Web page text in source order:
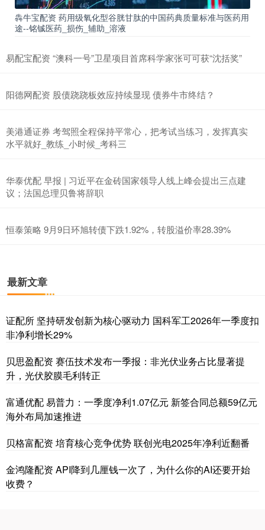
犇牛宝配资 药用级氧化型谷胱甘肽的中国药典质量标准与医药用
途--铭铖医药_损伤_辅助_溶液
易配宝配资 “澳科一号”卫星项目首席科学家张可可获“沈括奖”
阳德网配资 股债跷跷板效应持续显现 债券牛市终结？
美港通证券 考驾照全程保持平常心，把考试当练习，发挥真实
水平就好_教练_小时候_考科三
华泰优配 早报 | 习近平在金砖国家领导人线上峰会提出三点建
议；法国总理贝鲁将辞职
恒泰策略 9月9日环旭转债下跌1.92%，转股溢价率28.39%
最新文章
证配所 坚持研发创新为核心驱动力 国科军工2026年一季度扣
非净利增长29%
贝思盈配资 赛伍技术发布一季报：非光伏业务占比显著提
升，光伏胶膜毛利转正
富通优配 易普力：一季度净利1.07亿元 新签合同总额59亿元
海外布局加速推进
贝格富配资 培育核心竞争优势 联创光电2025年净利近翻番
金鸿隆配资 API降到几厘钱一次了，为什么你的AI还要开始
收费？